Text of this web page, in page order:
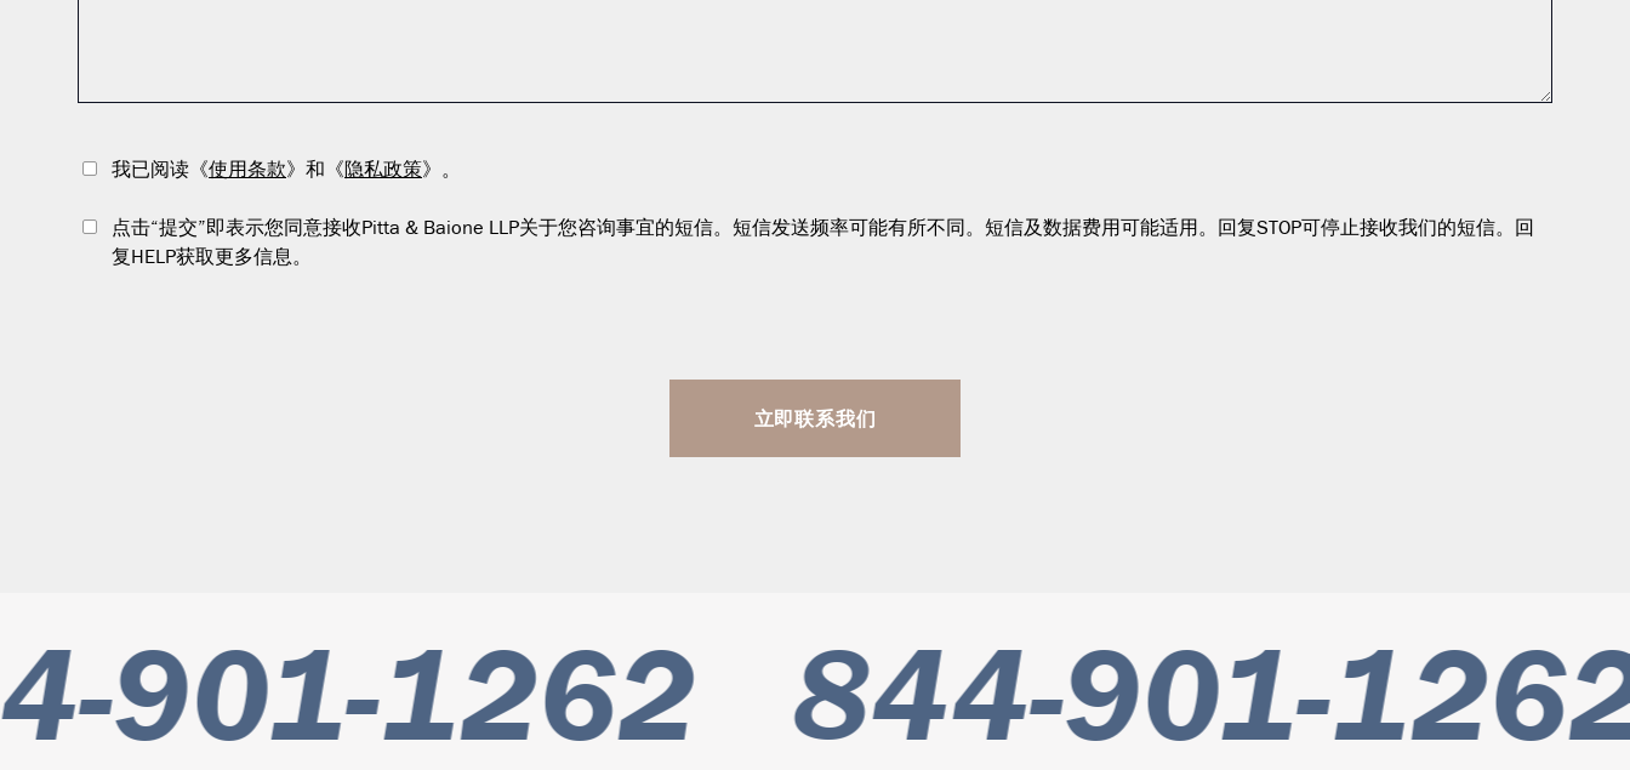
我已阅读《使用条款》和《 隐私政策》。
点击“提交”即表示您同意接收Pitta & Baione LLP关于您咨询事宜的短信。短信发送频率可能有所不同。短信及数据费用可能适用。回复STOP可停止接收我们的短信。回
复HELP获取更多信息。
立即联系我们
901-1262 844-901-1262